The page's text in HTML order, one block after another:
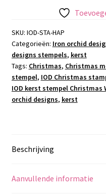
Pine
-
limited
edition
aantal
SKU: IOD-STA-HAP
Categorieën: Iron orchid
designs stempels, kerst
Tags: Christmas, Christmas
stempel, IOD Christmas
IOD kerst stempel
orchid designs, kerst
Beschrijving
Aanvullende informatie